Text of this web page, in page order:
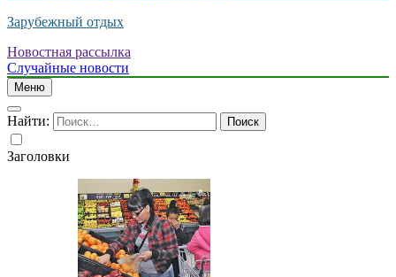
Зарубежный отдых
Новостная рассылка
Случайные новости
Меню
Найти:
Заголовки